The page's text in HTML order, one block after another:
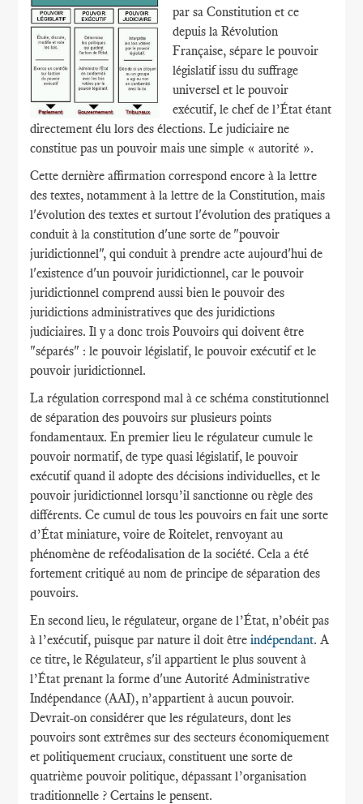
par sa Constitution et ce
depuis la Révolution
Française, sépare le pouvoir
législatif issu du suffrage
universel et le pouvoir
exécutif, le chef de l’État étant
directement élu lors des élections. Le judiciaire ne
constitue pas un pouvoir mais une simple « autorité ».
Cette dernière affirmation correspond encore à la lettre
des textes, notamment à la lettre de la Constitution, mais
l'évolution des textes et surtout l'évolution des pratiques a
conduit à la constitution d'une sorte de "pouvoir
juridictionnel", qui conduit à prendre acte aujourd'hui de
l'existence d'un pouvoir juridictionnel, car le pouvoir
juridictionnel comprend aussi bien le pouvoir des
juridictions administratives que des juridictions
judiciaires. Il y a donc trois Pouvoirs qui doivent être
"séparés" : le pouvoir législatif, le pouvoir exécutif et le
pouvoir juridictionnel.
La régulation correspond mal à ce schéma constitutionnel
de séparation des pouvoirs sur plusieurs points
fondamentaux. En premier lieu le régulateur cumule le
pouvoir normatif, de type quasi législatif, le pouvoir
exécutif quand il adopte des décisions individuelles, et le
pouvoir juridictionnel lorsqu’il sanctionne ou règle des
différents. Ce cumul de tous les pouvoirs en fait une sorte
d’État miniature, voire de Roitelet, renvoyant au
phénomène de reféodalisation de la société. Cela a été
fortement critiqué au nom de principe de séparation des
pouvoirs.
En second lieu, le régulateur, organe de l’État, n’obéit pas
à l’exécutif, puisque par nature il doit êtreindépendant. A
ce titre, le Régulateur, s'il appartient le plus souvent à
l’État prenant la forme d'une Autorité Administrative
Indépendance (AAI), n’appartient à aucun pouvoir.
Devrait-on considérer que les régulateurs, dont les
pouvoirs sont extrêmes sur des secteurs économiquement
et politiquement cruciaux, constituent une sorte de
quatrième pouvoir politique, dépassant l’organisation
traditionnelle ? Certains le pensent.